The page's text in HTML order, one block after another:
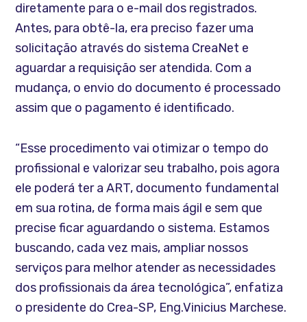
diretamente para o e-mail dos registrados.
Antes, para obtê-la, era preciso fazer uma
solicitação através do sistema CreaNet e
aguardar a requisição ser atendida. Com a
mudança, o envio do documento é processado
assim que o pagamento é identificado.
“Esse procedimento vai otimizar o tempo do
profissional e valorizar seu trabalho, pois agora
ele poderá ter a ART, documento fundamental
em sua rotina, de forma mais ágil e sem que
precise ficar aguardando o sistema. Estamos
buscando, cada vez mais, ampliar nossos
serviços para melhor atender as necessidades
dos profissionais da área tecnológica”, enfatiza
o presidente do Crea-SP, Eng.Vinicius Marchese.